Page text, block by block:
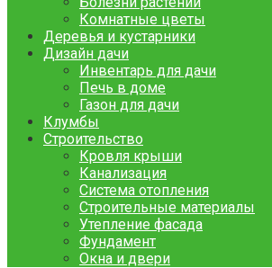
Комнатные цветы
Деревья и кустарники
Дизайн дачи
Инвентарь для дачи
Печь в доме
Газон для дачи
Клумбы
Строительство
Кровля крыши
Канализация
Система отопления
Строительные материалы
Утепление фасада
Фундамент
Окна и двери